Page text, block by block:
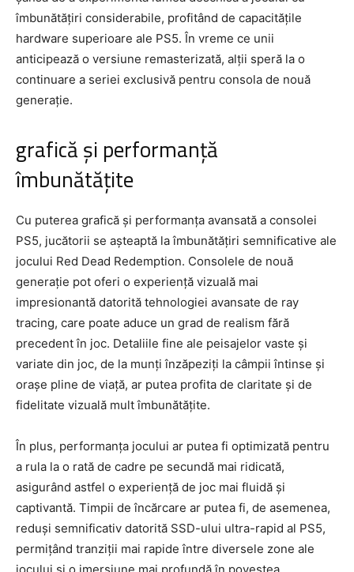
îmbunătățiri considerabile, profitând de capacitățile
hardware superioare ale PS5. În vreme ce unii
anticipează o versiune remasterizată, alții speră la o
continuare a seriei exclusivă pentru consola de nouă
generație.
grafică și performanță
îmbunătățite
Cu puterea grafică și performanța avansată a consolei
PS5, jucătorii se așteaptă la îmbunătățiri semnificative ale
jocului Red Dead Redemption. Consolele de nouă
generație pot oferi o experiență vizuală mai
impresionantă datorită tehnologiei avansate de ray
tracing, care poate aduce un grad de realism fără
precedent în joc. Detaliile fine ale peisajelor vaste și
variate din joc, de la munți înzăpeziți la câmpii întinse și
orașe pline de viață, ar putea profita de claritate și de
fidelitate vizuală mult îmbunătățite.
În plus, performanța jocului ar putea fi optimizată pentru
a rula la o rată de cadre pe secundă mai ridicată,
asigurând astfel o experiență de joc mai fluidă și
captivantă. Timpii de încărcare ar putea fi, de asemenea,
reduși semnificativ datorită SSD-ului ultra-rapid al PS5,
permițând tranziții mai rapide între diversele zone ale